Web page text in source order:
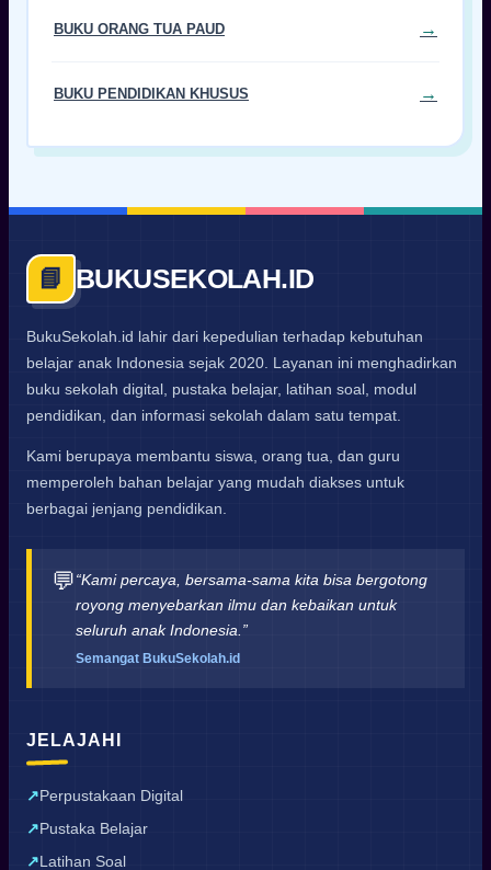
BUKU ORANG TUA PAUD
BUKU PENDIDIKAN KHUSUS
📘 BUKUSEKOLAH.ID
BukuSekolah.id lahir dari kepedulian terhadap kebutuhan
belajar anak Indonesia sejak 2020. Layanan ini menghadirkan
buku sekolah digital, pustaka belajar, latihan soal, modul
pendidikan, dan informasi sekolah dalam satu tempat.
Kami berupaya membantu siswa, orang tua, dan guru
memperoleh bahan belajar yang mudah diakses untuk
berbagai jenjang pendidikan.
💬“Kami percaya, bersama-sama kita bisa bergotong
royong menyebarkan ilmu dan kebaikan untuk
seluruh anak Indonesia.”
Semangat BukuSekolah.id
JELAJAHI
Perpustakaan Digital
Pustaka Belajar
Latihan Soal